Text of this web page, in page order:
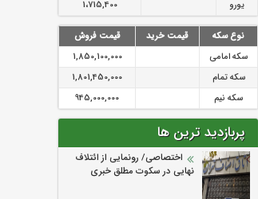
یورو
1،715,400
نوع سکه قیمت خرید
قیمت فروش
سکه امامی
1,850,100,000
سکه تمام
1,801,450,000
سکه نیم
945,000,000
پربازدید ترین ها
اختصاصی/ رونمایی از ائتلاف‌
نهایی در سکوت مطلق خبری